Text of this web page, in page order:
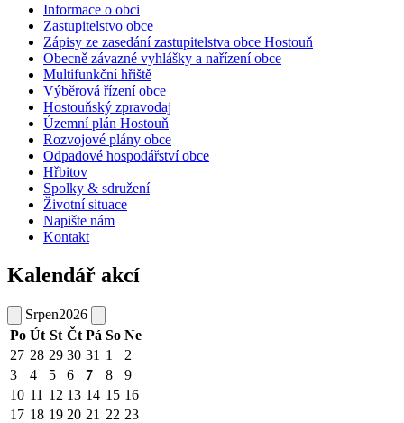
Informace o obci
Zastupitelstvo obce
Zápisy ze zasedání zastupitelstva obce Hostouň
Obecně závazné vyhlášky a nařízení obce
Multifunkční hřiště
Výběrová řízení obce
Hostouňský zpravodaj
Územní plán Hostouň
Rozvojové plány obce
Odpadové hospodářství obce
Hřbitov
Spolky & sdružení
Životní situace
Napište nám
Kontakt
Kalendář akcí
Srpen2026
Po Út St Čt Pá So Ne
27 28 29 30 31 1
2
3
4 5 6 7 8
9
10 11 12 13 14 15 16
17 18 19 20 21 22 23